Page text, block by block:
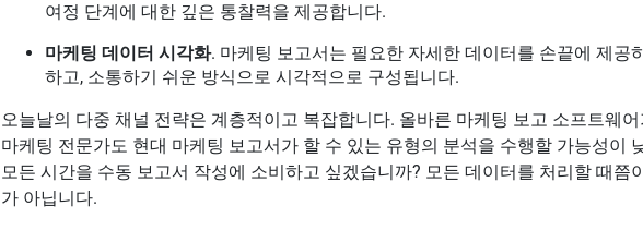
여정 단계에 대한 깊은 통찰력을 제공합니다.
마케팅 데이터 시각화. 마케팅 보고서는 필요한 자세한 데이터를 손끝에 제공
하고, 소통하기 쉬운 방식으로 시각적으로 구성됩니다.
오늘날의 다중 채널 전략은 계층적이고 복잡합니다. 올바른 마케팅 보고 소프트웨
마케팅 전문가도 현대 마케팅 보고서가 할 수 있는 유형의 분석을 수행할 가능성이
모든 시간을 수동 보고서 작성에 소비하고 싶겠습니까? 모든 데이터를 처리할 때쯤
가 아닙니다.